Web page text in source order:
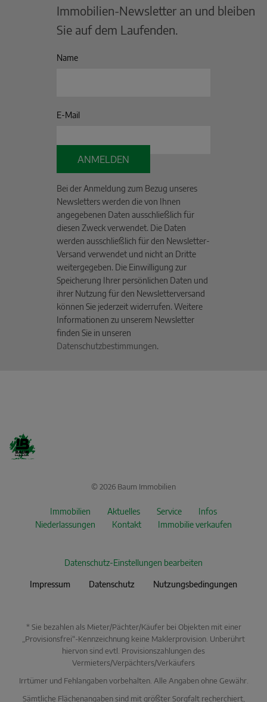
Immobilien-Newsletter an und bleiben
Sie auf dem Laufenden.
Name
E-Mail
ANMELDEN
Bei der Anmeldung zum Bezug unseres
Newsletters werden die von Ihnen
angegebenen Daten ausschließlich für
diesen Zweck verwendet. Die Daten
werden ausschließlich für den Newsletter-
Versand verwendet und nicht an Dritte
weitergegeben. Die Einwilligung zur
Speicherung Ihrer persönlichen Daten und
ihrer Nutzung für den Newsletterversand
können Sie jederzeit widerrufen. Weitere
Informationen zu unserem Newsletter
finden Sie in unseren
Datenschutzbestimmungen.
© 2026 Baum Immobilien
Immobilien Aktuelles Service
Infos
Niederlassungen
Kontakt Immobilie verkaufen
Datenschutz-Einstellungen bearbeiten
Impressum Datenschutz Nutzungsbedingungen
* Sie bezahlen als Mieter/Pächter/Käufer bei Objekten mit einer
„Provisionsfrei“-Kennzeichnung keine Maklerprovision. Unberührt
hiervon sind evtl. Provisionszahlungen des
Vermieters/Verpächters/Verkäufers
Irrtümer und Fehlangaben vorbehalten. Alle Angaben ohne Gewähr.
Sämtliche Flächenangaben sind mit größter Sorgfalt recherchiert,